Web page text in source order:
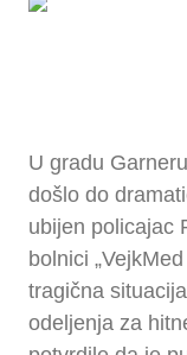
U gradu
došlo do
ubijen policajac
bolnici
tragična
odeljenja za